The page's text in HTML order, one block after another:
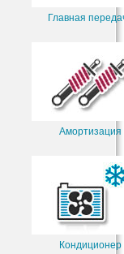
Главная
Амортизация
Кондиционер